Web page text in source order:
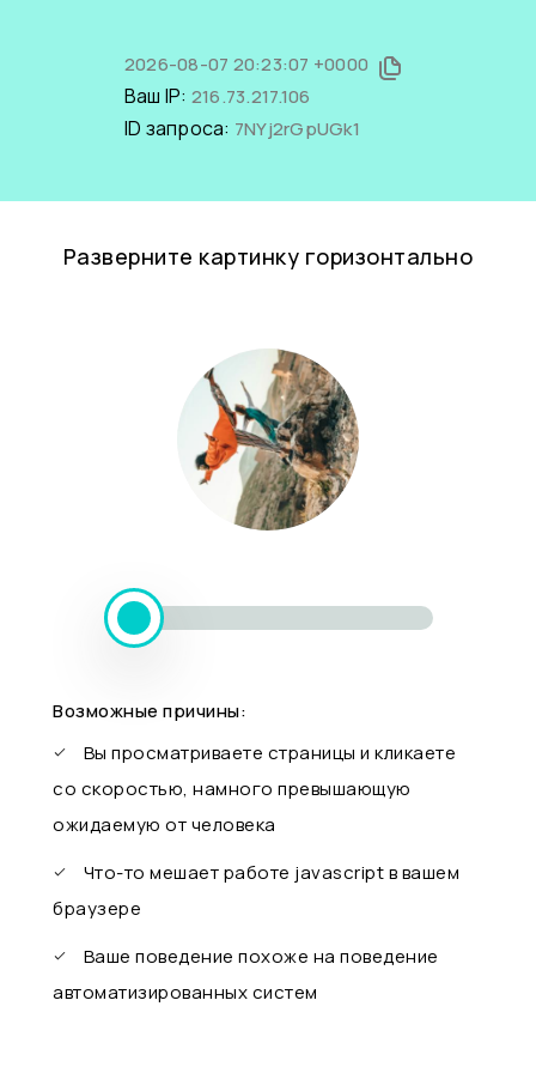
2026-08-07 20:23:07 +0000
Ваш IP: 216.73.217.106
ID запроса: 7NYj2rGpUGk1
Разверните картинку горизонтально
Возможные причины:
Вы просматриваете страницы и кликаете
со скоростью, намного превышающую
ожидаемую от человека
Что-то мешает работе javascript в вашем
браузере
Ваше поведение похоже на поведение
автоматизированных систем